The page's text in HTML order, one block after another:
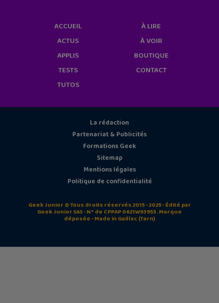
ACCUEIL
ACTUS
APPLIS
TESTS
TUTOS
À LIRE
À VOIR
BOUTIQUE
CONTACT
La rédaction
Partenariat & Publicités
Formations Geek
Sitemap
Mentions légales
Politique de confidentialité
Geek Junior © Tous droits réservés 2015 - 2025 - Édité par
Geek Junior SAS - N° de CPPAP 0621W93953. Marque
déposée - Made in Gaillac (Tarn)